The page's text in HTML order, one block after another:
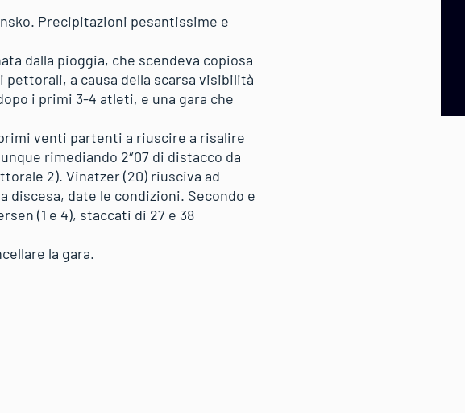
Precipitazioni pesantissime e
dalla pioggia, che scendeva copiosa
a causa della scarsa visibilità
i primi 3-4 atleti, e una gara che
venti partenti a riuscire a risalire
rimediando 2″07 di distacco da
2). Vinatzer (20) riusciva ad
discesa, date le condizioni. Secondo e
(1 e 4), staccati di 27 e 38
la gara.